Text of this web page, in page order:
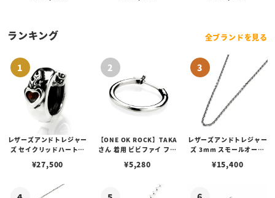
ランキング 全ブランドを見る
レザーズアンドトレジャー
ズ セイクリッドハートピ
¥27,500
【ONE OK ROCK】TAKA
さん 着用 ビビファイ フー
¥5,280
レザーズアンドトレジャー
ズ 3mm スモールオーバ
ブスタークラスプ＆LTロ
¥15,400